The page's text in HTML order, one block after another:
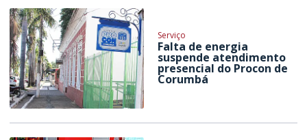
Serviço
Falta de energia
suspende atendimento
presencial do Procon de
Corumbá